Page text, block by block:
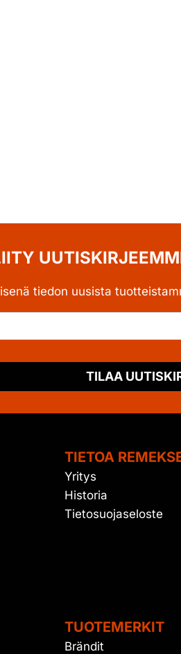
tiedon uusista
TILAA
TIETOA
Yritys
Historia
Tietosuojaseloste
TUOTEMERKIT
Brändit